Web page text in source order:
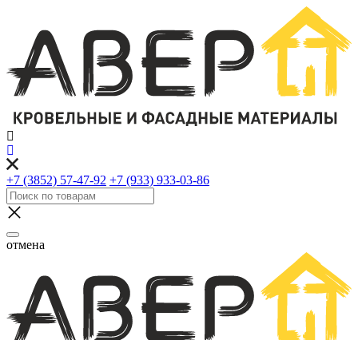
+7 (3852) 57-47-92 +7 (933) 933-03-86
отмена